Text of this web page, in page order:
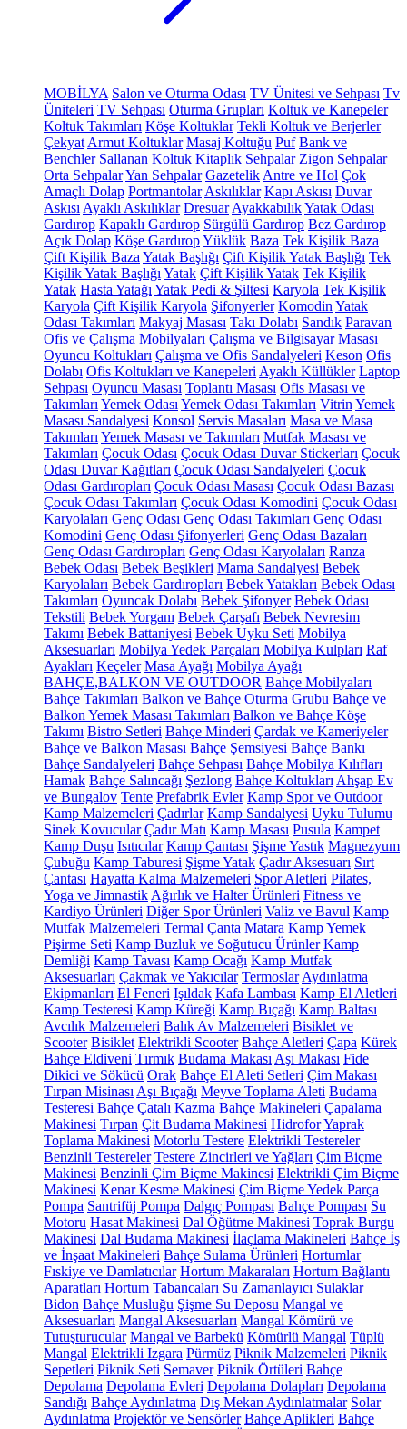
MOBİLYA Salon ve Oturma Odası TV Ünitesi ve Sehpası Tv
Üniteleri TV Sehpası Oturma Grupları Koltuk ve Kanepeler
Koltuk Takımları Köşe Koltuklar Tekli Koltuk ve Berjerler
Çekyat Armut Koltuklar Masaj Koltuğu Puf Bank ve
Benchler Sallanan Koltuk Kitaplık Sehpalar Zigon Sehpalar
Orta SehpalarYan Sehpalar Gazetelik Antre ve Hol Çok
Amaçlı Dolap Portmantolar Askılıklar Kapı Askısı Duvar
Askısı Ayaklı Askılıklar Dresuar AyakkabılıkYatak Odası
Gardırop Kapaklı Gardırop Sürgülü Gardırop Bez Gardırop
Açık Dolap Köşe GardıropYüklük Baza Tek Kişilik Baza
Çift Kişilik Baza Yatak Başlığı Çift Kişilik Yatak Başlığı Tek
Kişilik Yatak Başlığı Yatak Çift Kişilik Yatak Tek Kişilik
Yatak Hasta Yatağı Yatak Pedi & Şiltesi Karyola Tek Kişilik
Karyola Çift Kişilik Karyola Şifonyerler Komodin Yatak
Odası Takımları Makyaj Masası Takı Dolabı Sandık Paravan
Ofis ve Çalışma Mobilyaları Çalışma ve Bilgisayar Masası
Oyuncu Koltukları Çalışma ve Ofis Sandalyeleri Keson Ofis
Dolabı Ofis Koltukları ve Kanepeleri Ayaklı Küllükler Laptop
Sehpası Oyuncu Masası Toplantı Masası Ofis Masası ve
Takımları Yemek Odası Yemek Odası Takımları Vitrin Yemek
Masası Sandalyesi Konsol Servis Masaları Masa ve Masa
Takımları Yemek Masası ve Takımları Mutfak Masası ve
Takımları Çocuk Odası Çocuk Odası Duvar Stickerları Çocuk
Odası Duvar Kağıtları Çocuk Odası Sandalyeleri Çocuk
Odası Gardıropları Çocuk Odası Masası Çocuk Odası Bazası
Çocuk Odası Takımları Çocuk Odası Komodini Çocuk Odası
Karyolaları Genç Odası Genç Odası Takımları Genç Odası
Komodini Genç Odası Şifonyerleri Genç Odası Bazaları
Genç Odası Gardıropları Genç Odası Karyolaları Ranza
Bebek Odası Bebek Beşikleri Mama Sandalyesi Bebek
Karyolaları Bebek Gardıropları Bebek Yatakları Bebek Odası
Takımları Oyuncak Dolabı Bebek Şifonyer Bebek Odası
Tekstili Bebek Yorganı Bebek Çarşafı Bebek Nevresim
Takımı Bebek Battaniyesi Bebek Uyku Seti Mobilya
Aksesuarları Mobilya Yedek Parçaları Mobilya Kulpları Raf
Ayakları Keçeler Masa Ayağı Mobilya Ayağı
BAHÇE,BALKON VE OUTDOOR Bahçe Mobilyaları
Bahçe Takımları Balkon ve Bahçe Oturma Grubu Bahçe ve
Balkon Yemek Masası Takımları Balkon ve Bahçe Köşe
Takımı Bistro Setleri Bahçe Minderi Çardak ve Kameriyeler
Bahçe ve Balkon Masası Bahçe Şemsiyesi Bahçe Bankı
Bahçe Sandalyeleri Bahçe Sehpası Bahçe Mobilya Kılıfları
Hamak Bahçe Salıncağı Şezlong Bahçe Koltukları Ahşap Ev
ve Bungalov Tente Prefabrik Evler Kamp Spor ve Outdoor
Kamp Malzemeleri Çadırlar Kamp Sandalyesi Uyku Tulumu
Sinek Kovucular Çadır Matı Kamp Masası Pusula Kampet
Kamp Duşu Isıtıcılar Kamp Çantası Şişme Yastık Magnezyum
Çubuğu Kamp Taburesi Şişme Yatak Çadır Aksesuarı Sırt
Çantası Hayatta Kalma Malzemeleri Spor Aletleri Pilates,
Yoga ve Jimnastik Ağırlık ve Halter Ürünleri Fitness ve
Kardiyo Ürünleri Diğer Spor Ürünleri Valiz ve Bavul Kamp
Mutfak Malzemeleri Termal Çanta Matara Kamp Yemek
Pişirme Seti Kamp Buzluk ve Soğutucu Ürünler Kamp
Demliği Kamp Tavası Kamp Ocağı Kamp Mutfak
Aksesuarları Çakmak ve Yakıcılar Termoslar Aydınlatma
Ekipmanları El Feneri Işıldak Kafa Lambası Kamp El Aletleri
Kamp Testeresi Kamp Küreği Kamp Bıçağı Kamp Baltası
Avcılık Malzemeleri Balık Av Malzemeleri Bisiklet ve
Scooter Bisiklet Elektrikli Scooter Bahçe Aletleri Çapa Kürek
Bahçe Eldiveni Tırmık Budama Makası Aşı Makası Fide
Dikici ve Sökücü Orak Bahçe El Aleti Setleri Çim Makası
Tırpan Misinası Aşı Bıçağı Meyve Toplama Aleti Budama
Testeresi Bahçe Çatalı Kazma Bahçe Makineleri Çapalama
Makinesi Tırpan Çit Budama Makinesi HidroforYaprak
Toplama Makinesi Motorlu Testere Elektrikli Testereler
Benzinli Testereler Testere Zincirleri ve Yağları Çim Biçme
Makinesi Benzinli Çim Biçme Makinesi Elektrikli Çim Biçme
Makinesi Kenar Kesme Makinesi Çim Biçme Yedek Parça
Pompa Santrifüj Pompa Dalgıç Pompası Bahçe Pompası Su
Motoru Hasat Makinesi Dal Öğütme Makinesi Toprak Burgu
Makinesi Dal Budama Makinesi İlaçlama Makineleri Bahçe İş
ve İnşaat Makineleri Bahçe Sulama Ürünleri Hortumlar
Fıskiye ve Damlatıcılar Hortum Makaraları Hortum Bağlantı
Aparatları Hortum Tabancaları Su Zamanlayıcı Sulaklar
Bidon Bahçe Musluğu Şişme Su Deposu Mangal ve
Aksesuarları Mangal Aksesuarları Mangal Kömürü ve
Tutuşturucular Mangal ve Barbekü Kömürlü Mangal Tüplü
Mangal Elektrikli Izgara Pürmüz Piknik Malzemeleri Piknik
Sepetleri Piknik Seti Semaver Piknik Örtüleri Bahçe
Depolama Depolama Evleri Depolama Dolapları Depolama
Sandığı Bahçe Aydınlatma Dış Mekan Aydınlatmalar Solar
Aydınlatma Projektör ve Sensörler Bahçe Aplikleri Bahçe